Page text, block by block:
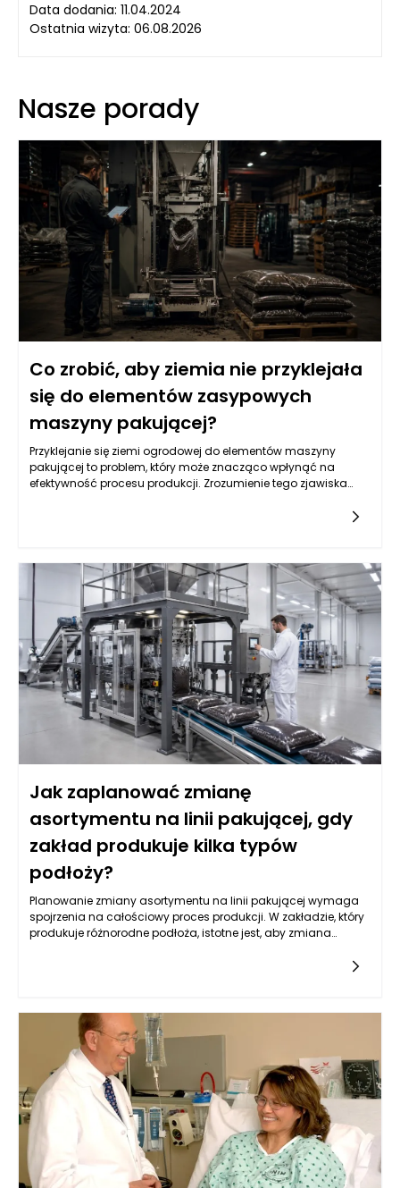
Data dodania: 11.04.2024
Ostatnia wizyta: 06.08.2026
Nasze porady
Co zrobić, aby ziemia nie przyklejała
się do elementów zasypowych
maszyny pakującej?
Przyklejanie się ziemi ogrodowej do elementów maszyny
pakującej to problem, który może znacząco wpłynąć na
efektywność procesu produkcji. Zrozumienie tego zjawiska
ziemi oraz konstrukcji maszyn pakujących. Często przyczyna
lub zbyt wilgotne podłoże także potrafi stworzyć sytuacje, w
których materiał przylega do powierzchni roboczych. Dobrze
zaprojektowane maszyny pakujące do ziemi ogrodowej
powinny być w stanie minimalizować te problemy poprzez
odpowiednie dostosowanie ich parametrów pracy. Właściwe
zrozumienie przyczyn tej sytuacji to pierwszy krok do
znalezienia skutecznych rozwiązań.
Jak zaplanować zmianę
asortymentu na linii pakującej, gdy
zakład produkuje kilka typów
podłoży?
Planowanie zmiany asortymentu na linii pakującej wymaga
spojrzenia na całościowy proces produkcji. W zakładzie, który
produkuje różnorodne podłoża, istotne jest, aby zmiana
analiza, które rodzaje podłoży cieszą się największym
zainteresowaniem oraz jakie zmiany mogą być wdrożone,
aby sprostać wymaganiom rynku. W tym kontekście maszyny
pakujące do ziemi ogrodowej muszą być odpowiednio
zaprogramowane, aby mogły obsługiwać różnorodne
produkty, zapewniając jednocześnie wysoką jakość
pakowania.